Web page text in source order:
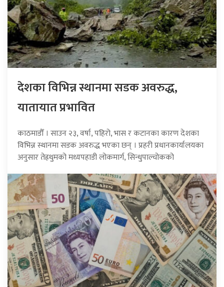
देशका विभिन्न स्थानमा सडक अवरुद्ध,
यातायात प्रभावित
काठमाडौँ । साउन २३, वर्षा, पहिरो, भास र कटानका कारण देशका
विभिन्न स्थानमा सडक अवरुद्ध भएका छन् । प्रहरी प्रधानकार्यालयका
अनुसार तेह्रथुमको मध्यपहाडी लोकमार्ग, सिन्धुपाल्चोकको